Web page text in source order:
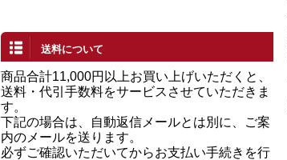
送料について
商品合計11,000円以上お買い上げいただくと、
送料・代引手数料をサービスさせていただきま
す。
下記の場合は、自動返信メールとは別に、ご案
内のメールを送ります。
必ずご確認いただいてからお支払い手続きを行